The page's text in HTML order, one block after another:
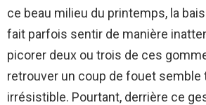
ce beau milieu du printemps, la
fait parfois sentir de manière
picorer deux ou trois de ces
retrouver un coup de fouet
irrésistible. Pourtant, derrière ce